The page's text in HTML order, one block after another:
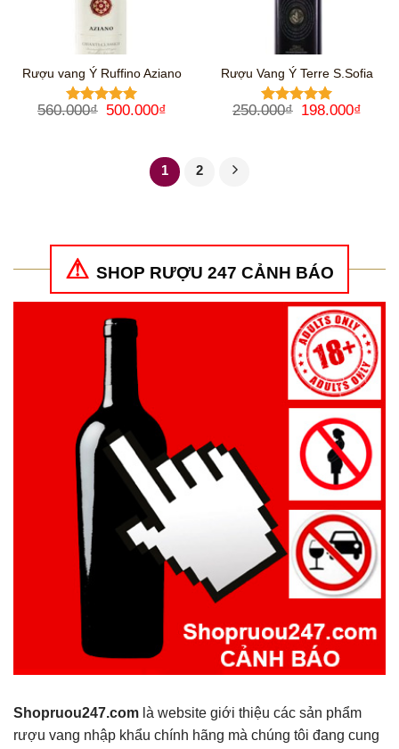
Rượu vang Ý Ruffino Aziano
Được xếp
560.000₫ Giá
560.000₫.
500.000₫
là:
500.000₫.
Rượu Vang Ý Terre S.Sofia
Được xếp
250.000₫ Giá
198.000₫
1 2
SHOP RƯỢU 247 CẢNH BÁO
Shopruou247.com là website giới thiệu các sản phẩm
rượu vang nhập khẩu chính hãng mà chúng tôi đang cung